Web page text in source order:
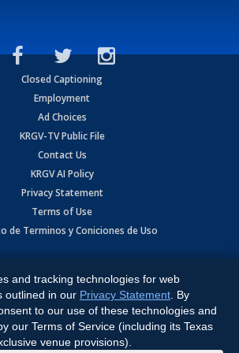
Closed Captioning
Employment
Ad Choices
KRGV-TV Public File
Contact Us
KRGV AI Policy
Privacy Statement
Terms of Use
de Terminos y Coniciones de Uso
TX 78596.
Powered by:Ruby Shore Software
and tracking technologies for web
outlined in our Privacy Statement . By
to our use of these technologies and
our Terms of Service (including its Texas
venue provisions).